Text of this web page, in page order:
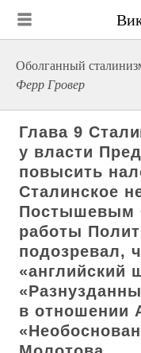
Оболганный
Ферр Гровер
Глава 9
у власти
повысить
Сталинское
Постышевым
работы
подозревал,
«английский
в отношении